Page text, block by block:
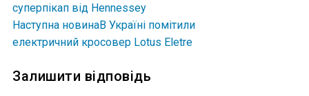
суперпікап від Hennessey
Наступна новинаВ Україні помітили
електричний кросовер Lotus Eletre
Залишити відповідь